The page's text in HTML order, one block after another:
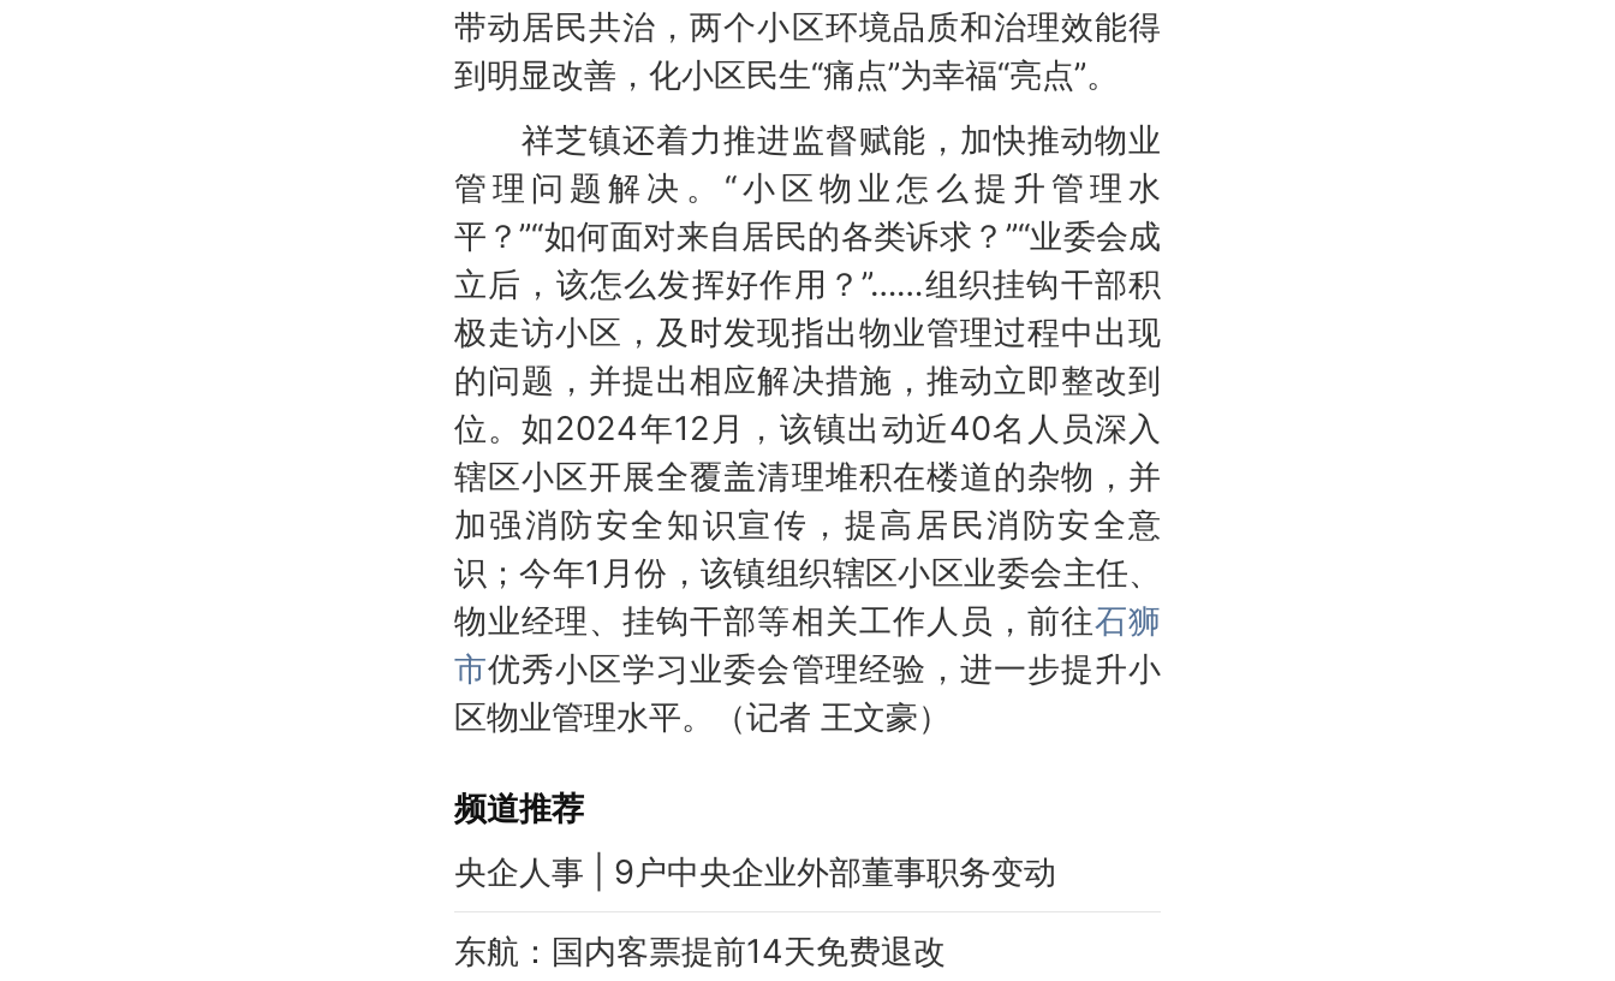
带动居民共治，两个小区环境品质和治理效能得
到明显改善，化小区民生“痛点”为幸福“亮点”。
祥芝镇还着力推进监督赋能，加快推动物业
管理问题解决。“小区物业怎么提升管理水
平？”“如何面对来自居民的各类诉求？”“业委会成
立后，该怎么发挥好作用？”……组织挂钩干部积
极走访小区，及时发现指出物业管理过程中出现
的问题，并提出相应解决措施，推动立即整改到
位。如2024年12月，该镇出动近40名人员深入
辖区小区开展全覆盖清理堆积在楼道的杂物，并
加强消防安全知识宣传，提高居民消防安全意
识；今年1月份，该镇组织辖区小区业委会主任、
物业经理、挂钩干部等相关工作人员，前往石狮
市优秀小区学习业委会管理经验，进一步提升小
区物业管理水平。（记者 王文豪）
频道推荐
央企人事 | 9户中央企业外部董事职务变动
东航：国内客票提前14天免费退改